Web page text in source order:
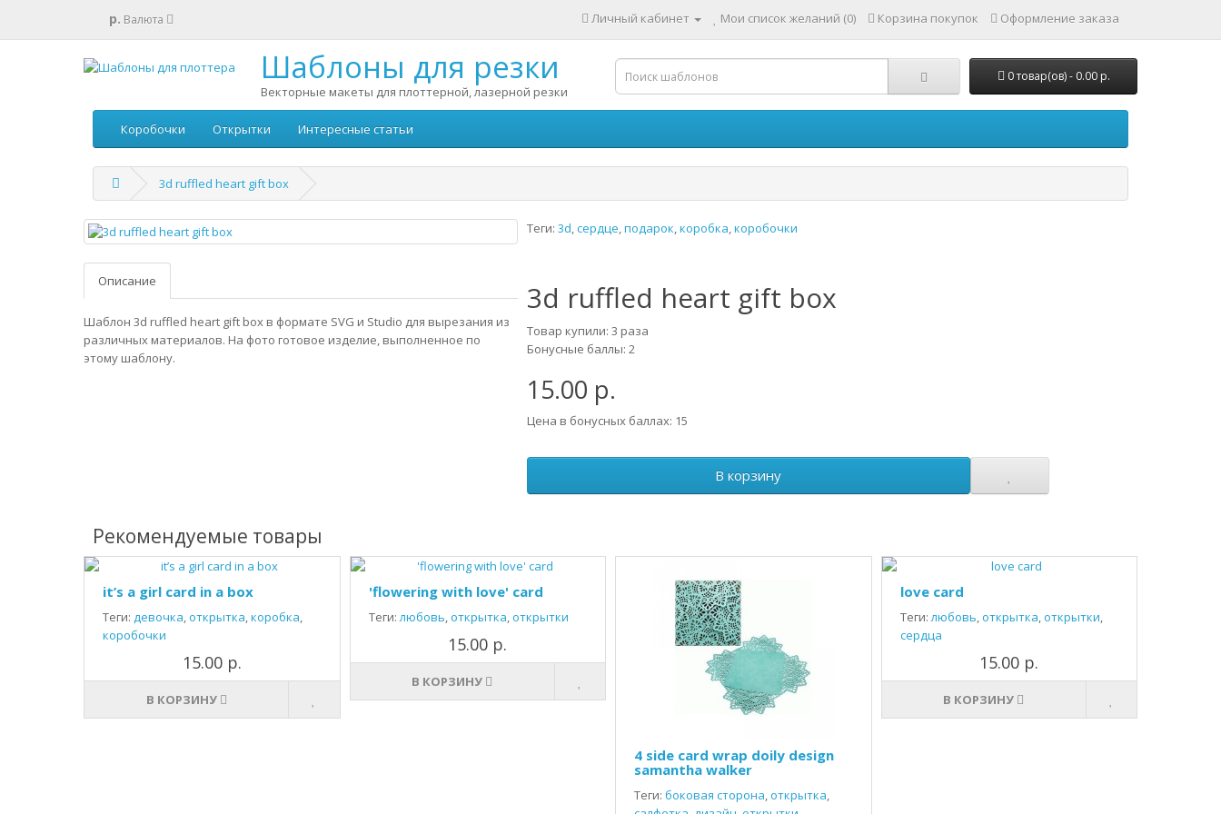
р. Валюта Личный кабинет Мои список желаний (0) Корзина покупок Оформление заказа
Шаблоны для резки
Векторные макеты для плоттерной, лазерной резки
0 товар(ов) - 0.00 р.
Коробочки Открытки Интересные статьи
3d ruffled heart gift box
Описание
Шаблон 3d ruffled heart gift box в формате SVG и Studio для вырезания из
различных материалов. На фото готовое изделие, выполненное по
этому шаблону.
Теги: 3d,сердце,подарок,коробка,коробочки
3d ruffled heart gift box
Товар купили: 3 раза
Бонусные баллы: 2
15.00 р.
Цена в бонусных баллах: 15
В корзину
Рекомендуемые товары
it’s a girl card in a box
Теги: девочка,открытка,коробка,
коробочки
15.00 р.
В КОРЗИНУ
'flowering with love' card
Теги:любовь,открытка,открытки
15.00 р.
В КОРЗИНУ
4 side card wrap doily design
samantha walker
Теги: боковая сторона,открытка,
love card
Теги:любовь,открытка,открытки,
сердца
15.00 р.
В КОРЗИНУ